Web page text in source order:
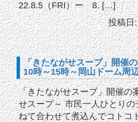
22.8.5（FRI）ー 8. […]
投稿日
「きたながせスープ」開催
10時～15時～岡山ドーム周
「きたながせスープ」開催の
せスープ～ 市民一人ひとりの
ねて合わせて煮込んでコトコ